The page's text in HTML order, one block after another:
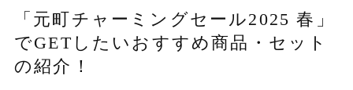
「元町チャーミングセール2025 春」
でGETしたいおすすめ商品・セット
の紹介！